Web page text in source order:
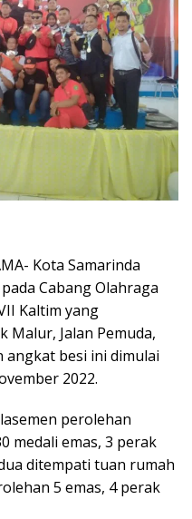
Kota Samarinda
Cabang Olahraga
Kaltim yang
Malur, Jalan Pemuda,
angkat besi ini dimulai
2022.
perolehan
medali emas, 3 perak
ditempati tuan rumah
5 emas, 4 perak